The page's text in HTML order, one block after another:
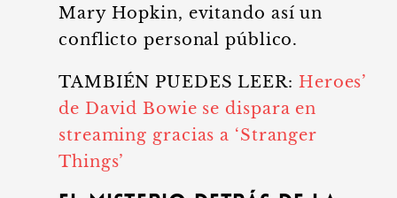
Mary Hopkin, evitando así un
conflicto personal público.
TAMBIÉN PUEDES LEER: Heroes’
de David Bowie se dispara en
streaming gracias a ‘Stranger
Things’